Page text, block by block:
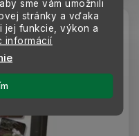
sme vám umožnili
stránky a vďaka
jej funkcie, výkon a
informácií